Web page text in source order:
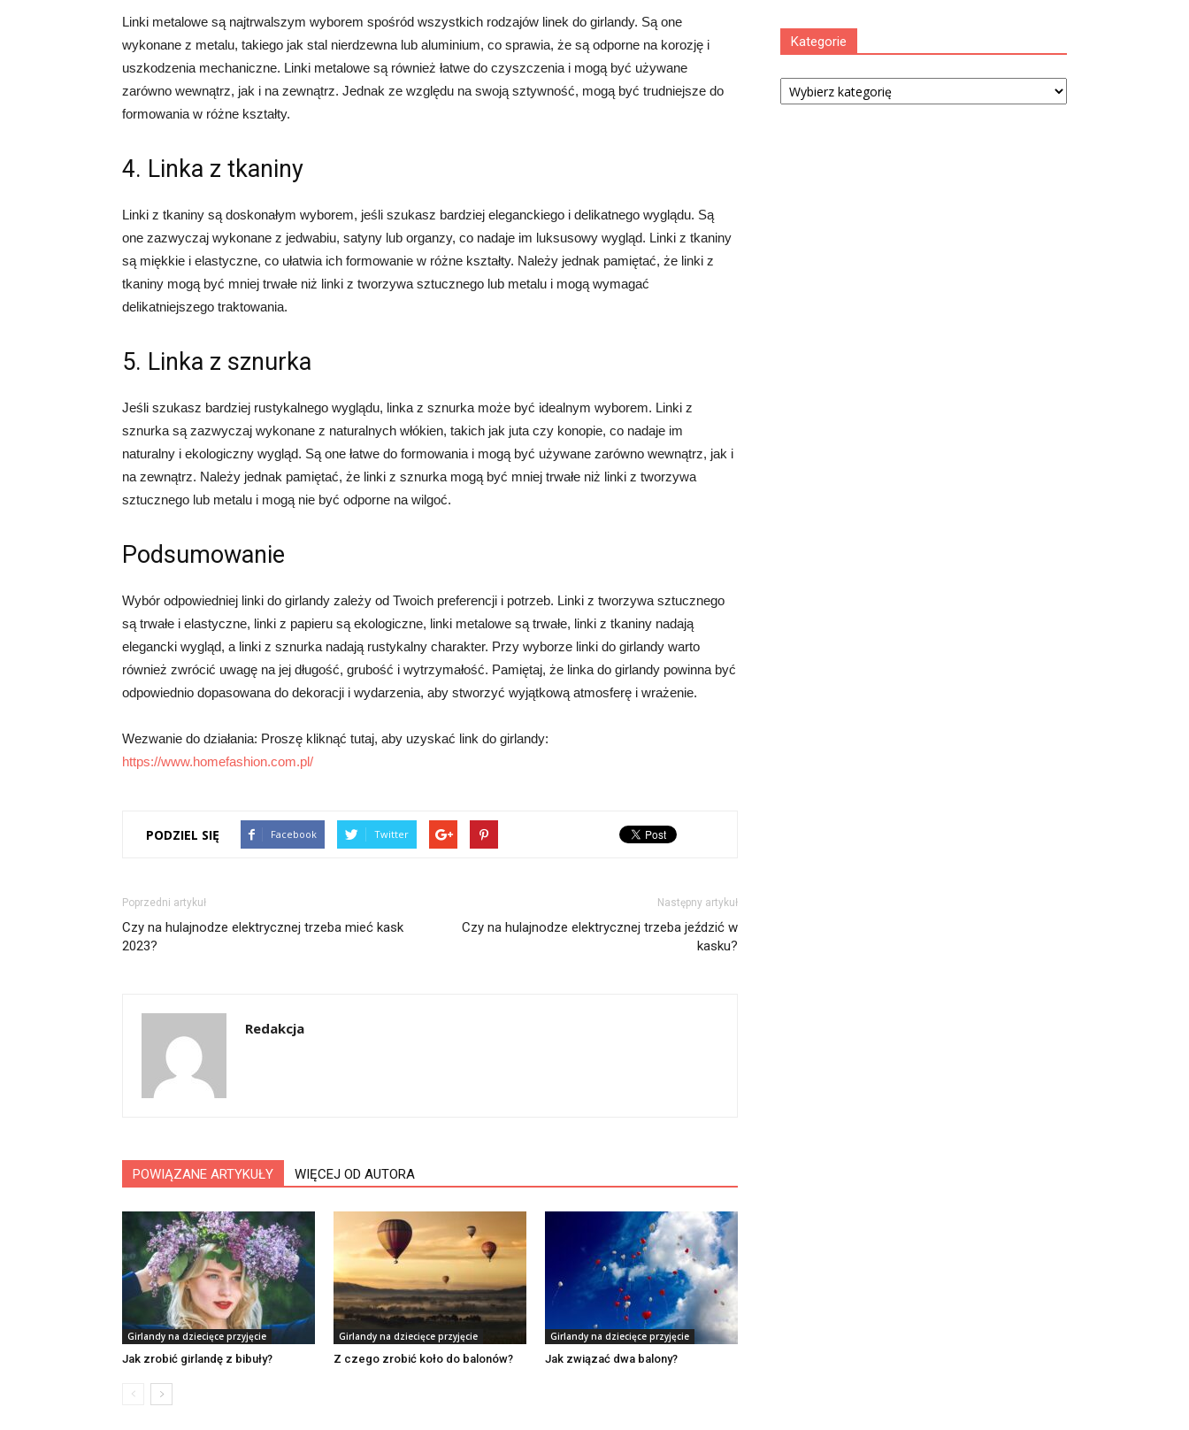
Linki metalowe są najtrwalszym wyborem spośród wszystkich rodzajów linek do girlandy. Są one
wykonane z metalu, takiego jak stal nierdzewna lub aluminium, co sprawia, że są odporne na korozję i
uszkodzenia mechaniczne. Linki metalowe są również łatwe do czyszczenia i mogą być używane
zarówno wewnątrz, jak i na zewnątrz. Jednak ze względu na swoją sztywność, mogą być trudniejsze do
formowania w różne kształty.
4. Linka z tkaniny
Linki z tkaniny są doskonałym wyborem, jeśli szukasz bardziej eleganckiego i delikatnego wyglądu. Są
one zazwyczaj wykonane z jedwabiu, satyny lub organzy, co nadaje im luksusowy wygląd. Linki z tkaniny
są miękkie i elastyczne, co ułatwia ich formowanie w różne kształty. Należy jednak pamiętać, że linki z
tkaniny mogą być mniej trwałe niż linki z tworzywa sztucznego lub metalu i mogą wymagać
delikatniejszego traktowania.
5. Linka z sznurka
Jeśli szukasz bardziej rustykalnego wyglądu, linka z sznurka może być idealnym wyborem. Linki z
sznurka są zazwyczaj wykonane z naturalnych włókien, takich jak juta czy konopie, co nadaje im
naturalny i ekologiczny wygląd. Są one łatwe do formowania i mogą być używane zarówno wewnątrz, jak i
na zewnątrz. Należy jednak pamiętać, że linki z sznurka mogą być mniej trwałe niż linki z tworzywa
sztucznego lub metalu i mogą nie być odporne na wilgoć.
Podsumowanie
Wybór odpowiedniej linki do girlandy zależy od Twoich preferencji i potrzeb. Linki z tworzywa sztucznego
są trwałe i elastyczne, linki z papieru są ekologiczne, linki metalowe są trwałe, linki z tkaniny nadają
elegancki wygląd, a linki z sznurka nadają rustykalny charakter. Przy wyborze linki do girlandy warto
również zwrócić uwagę na jej długość, grubość i wytrzymałość. Pamiętaj, że linka do girlandy powinna być
odpowiednio dopasowana do dekoracji i wydarzenia, aby stworzyć wyjątkową atmosferę i wrażenie.
Wezwanie do działania: Proszę kliknąć tutaj, aby uzyskać link do girlandy:
https://www.homefashion.com.pl/
PODZIEL SIĘ Facebook Twitter
Poprzedni artykuł
Czy na hulajnodze elektrycznej trzeba mieć kask
2023?
Następny artykuł
Czy na hulajnodze elektrycznej trzeba jeździć w
kasku?
Redakcja
POWIĄZANE ARTYKUŁY WIĘCEJ OD AUTORA
Girlandy na dziecięce przyjęcie
Jak zrobić girlandę z bibuły?
Girlandy na dziecięce przyjęcie
Z czego zrobić koło do balonów?
Girlandy na dziecięce przyjęcie
Jak związać dwa balony?
Kategorie
Kategorie